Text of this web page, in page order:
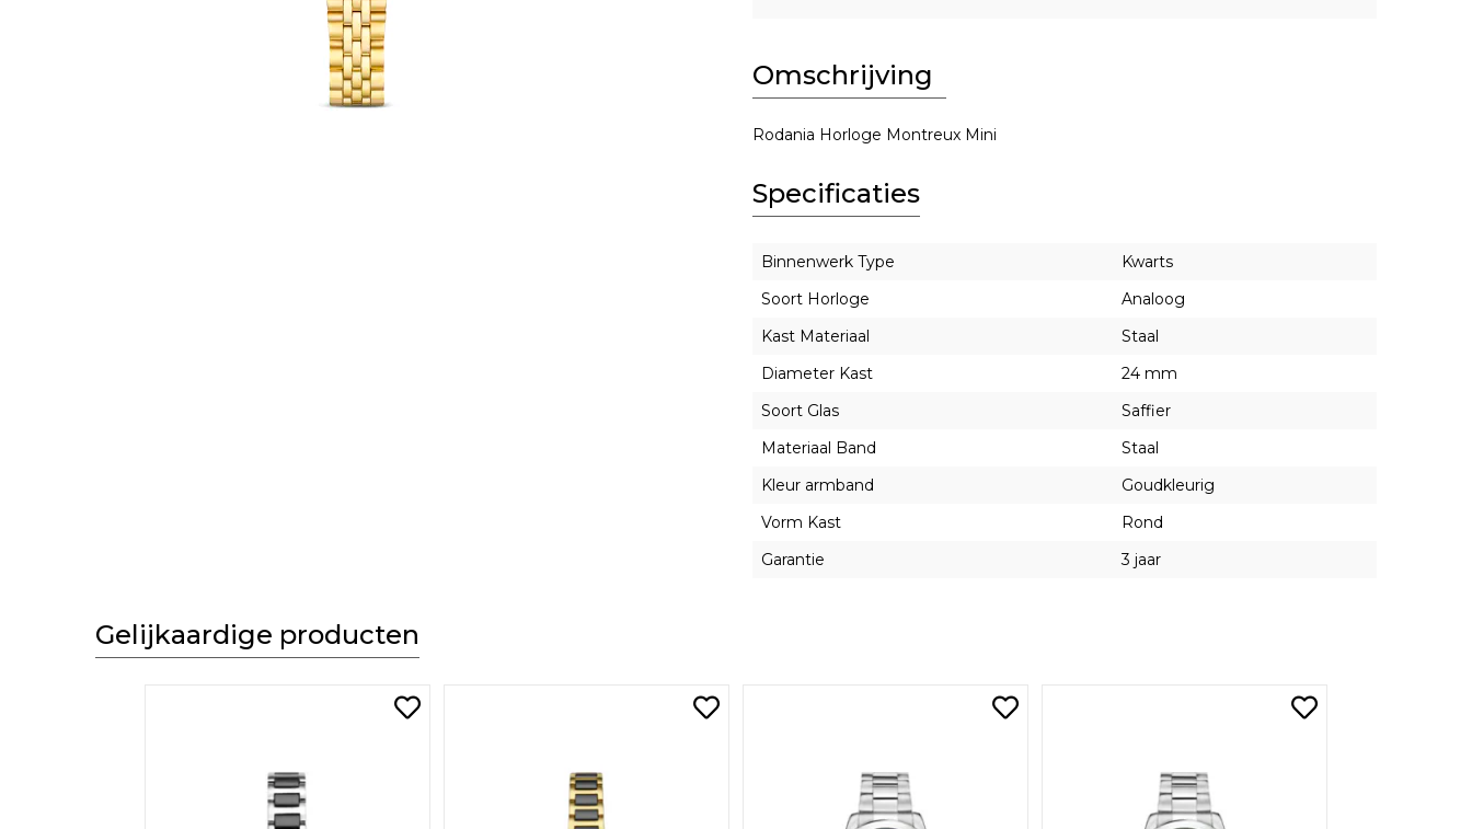
Omschrijving
Rodania Horloge Montreux Mini
Specificaties
Binnenwerk Type
Kwarts
Soort Horloge
Analoog
Kast Materiaal
Staal
Diameter Kast
24 mm
Soort Glas
Saffier
Materiaal Band
Staal
Kleur armband
Goudkleurig
Vorm Kast
Rond
Garantie
3 jaar
Gelijkaardige producten